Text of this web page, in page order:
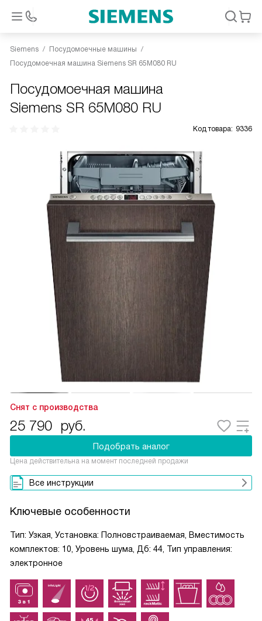
Siemens
Посудомоечные машины
Посудомоечная машина Siemens SR 65M080 RU
Посудомоечная машина
Siemens SR 65M080 RU
Код товара: 9336
Снят с производства
25 790 руб.
Подобрать аналог
Цена действительна на момент последней продажи
Все инструкции
Ключевые особенности
Тип: Узкая, Установка: Полновстраиваемая, Вместимость
комплектов: 10, Уровень шума, Дб: 44, Тип управления:
электронное